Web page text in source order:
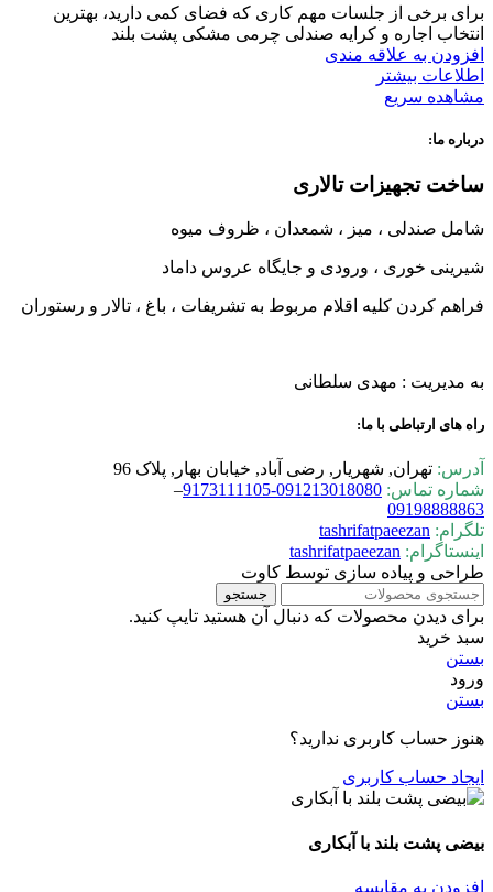
برای برخی از جلسات مهم کاری که فضای کمی دارید، بهترین
انتخاب اجاره و کرایه صندلی چرمی مشکی پشت بلند
افزودن به علاقه مندی
اطلاعات بیشتر
مشاهده سریع
درباره ما:
ساخت تجهیزات تالاری
شامل صندلی ، میز ، شمعدان ، ظروف میوه
شیرینی خوری ، ورودی و جایگاه عروس داماد
فراهم کردن کلیه اقلام مربوط به تشریفات ، باغ ، تالار و رستوران
به مدیریت : مهدی سلطانی
راه های ارتباطی با ما:
آدرس: تهران, شهریار, رضی آباد, خیابان بهار, پلاک 96
شماره تماس:
091213018080-9173111105
–
09198888863
تلگرام: tashrifatpaeezan
اینستاگرام: tashrifatpaeezan
طراحی و پیاده سازی توسط کاوت
جستجو
برای دیدن محصولات که دنبال آن هستید تایپ کنید.
سبد خرید
بستن
ورود
بستن
هنوز حساب کاربری ندارید؟
ایجاد حساب کاربری
بیضی پشت بلند با آبکاری
افزودن به مقایسه